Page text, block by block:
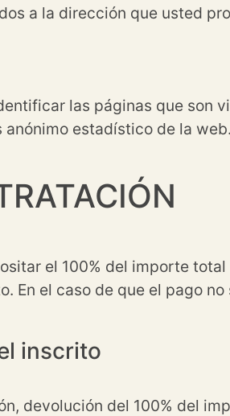
a la dirección que usted
las páginas que son
estadístico de la
el 100% del importe
En el caso de que el pago
inscrito
devolución del 100% del